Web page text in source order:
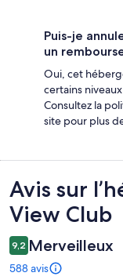
Puis-je
un
Oui, cet
certains
Consultez la
site pour plus
Avis
Avis sur
View Club
9,2 Merveilleux
588 avis